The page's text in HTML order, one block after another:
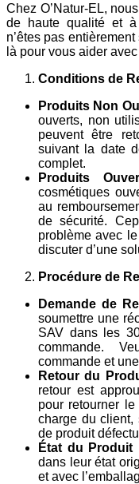
Chez O’Natur-EL,
de haute qualité et
n’êtes pas
là pour vous aider
Conditions de
Produits Non
ouverts, non
peuvent être
suivant la date
complet.
Produits
cosmétiques
au
de sécurité.
problème avec
discuter d’une
Procédure de
Demande de
soumettre une
SAV dans les
commande.
commande et
Retour du
retour est
pour retourner
charge du client,
de produit
État du Produit
dans leur état
et avec